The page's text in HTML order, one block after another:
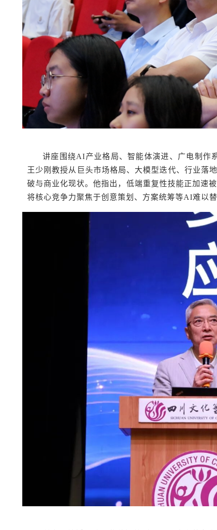
讲座围绕AI产业格局、智能体演进、广电制作
王少刚教授从巨头市场格局、大模型迭代、行业落
破与商业化现状。他指出，低端重复性技能正加速
将核心竞争力聚焦于创意策划、方案统筹等AI难以